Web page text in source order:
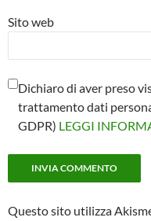
Sito web
Dichiaro di aver preso
trattamento dati
GDPR) LEGGI
Questo sito utilizza